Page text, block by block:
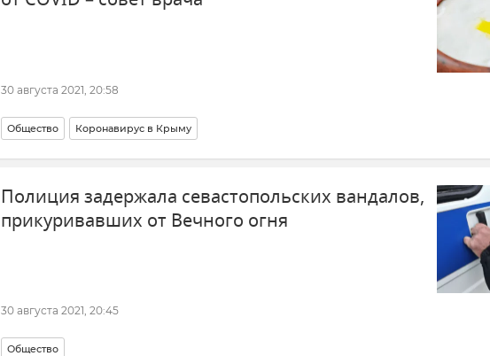
30 августа 2021, 20:58
Общество Коронавирус в Крыму
Полиция задержала севастопольских вандалов,
прикуривавших от Вечного огня
30 августа 2021, 20:45
Общество